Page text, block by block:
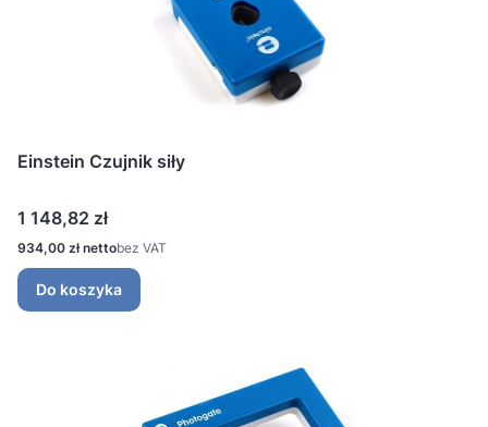
Einstein Czujnik siły
Cena
1 148,82 zł
Cena
934,00 zł bez VAT
Do koszyka